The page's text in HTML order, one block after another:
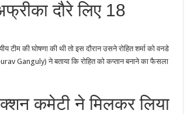
दौरे लिए 18
की घोषणा की थी तो इस दौरान उसने रोहित शर्मा को वनडे
Ganguly) ने बताया कि रोहित को कप्तान बनाने का फैसला
कमेटी ने मिलकर लिया